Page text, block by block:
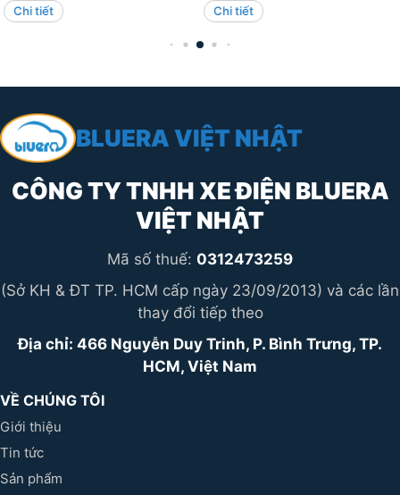
THÔNG MINH?
phí Bluera Việt Nhật với 0%
điện và phát thải bằng 0 đang
hảo trong xu hướng di chuyển
Chi tiết
Thơ Chào đón sự kiện khai
hãng Bluera Việt Nhật Ron
khách hàng sẽ nhận ngay ưu
2.000.000 VNĐ …
Chi tiết
BLUERA VIỆT NHẬT
CÔNG TY TNHH XE ĐIỆN BLUERA
VIỆT NHẬT
Mã số thuế: 0312473259
(Sở KH & ĐT TP. HCM cấp ngày 23/09/2013) và các lần
thay đổi tiếp theo
Địa chỉ: 466 Nguyễn Duy Trinh, P. Bình Trưng, TP.
HCM, Việt Nam
VỀ CHÚNG TÔI
Giới thiệu
Tin tức
Sản phẩm